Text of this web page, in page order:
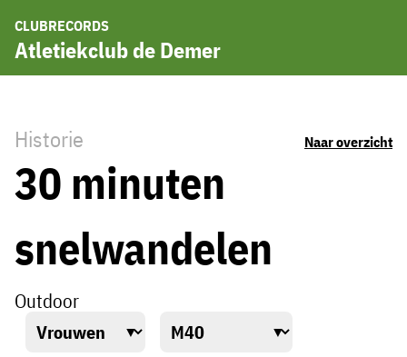
CLUBRECORDS
Atletiekclub de Demer
Historie Naar overzicht
30 minuten
snelwandelen
Outdoor